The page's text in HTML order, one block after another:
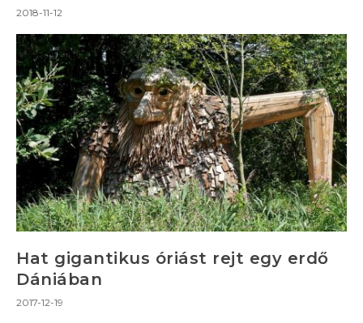
2018-11-12
Hat gigantikus óriást rejt egy erdő
Dániában
2017-12-19